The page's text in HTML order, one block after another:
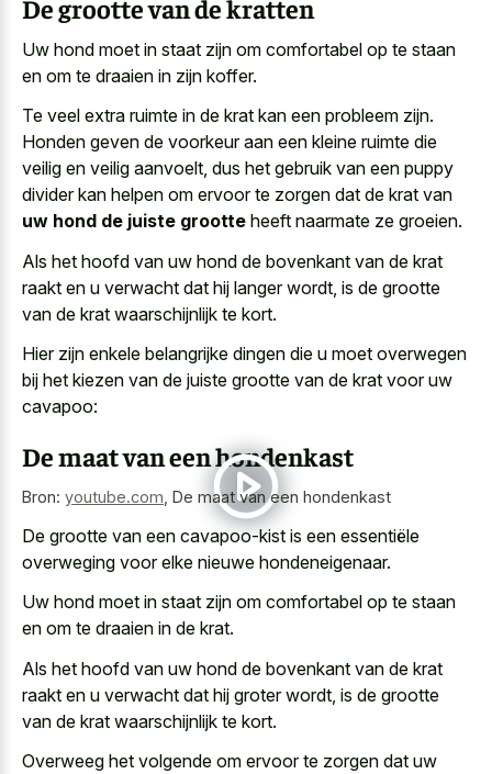
De grootte van de kratten
Uw hond moet in staat zijn om comfortabel op te staan
en om te draaien in zijn koffer.
Te veel extra ruimte in de krat kan een probleem zijn.
Honden geven de voorkeur aan een kleine ruimte die
veilig en veilig aanvoelt, dus het gebruik van een puppy
divider kan helpen om ervoor te zorgen dat de krat van
uw hond de juiste grootte heeft naarmate ze groeien.
Als het hoofd van uw hond de bovenkant van de krat
raakt en u verwacht dat hij langer wordt , is de grootte
van de krat waarschijnlijk te kort.
Hier zijn enkele belangrijke dingen die u moet overwegen
bij het kiezen van de juiste grootte van de krat voor uw
cavapoo:
De maat van een hondenkast
Bron: youtube.com De maat van een hondenkast
De grootte van een cavapoo-kist is een essentiële
overweging voor elke nieuwe hondeneigenaar.
Uw hond moet in staat zijn om comfortabel op te staan
en om te draaien in de krat.
Als het hoofd van uw hond de bovenkant van de krat
raakt en u verwacht dat hij groter wordt , is de grootte
van de krat waarschijnlijk te kort.
Overweeg het volgende om ervoor te zorgen dat uw